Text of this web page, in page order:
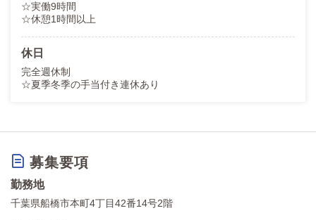
☆実働9時間
☆休憩1時間以上
休日
完全週休制
☆夏季冬季の手当付き連休あり
募集要項
勤務地
千葉県船橋市本町4丁目42番14号2階